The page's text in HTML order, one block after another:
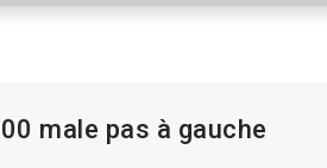
male pas à gauche